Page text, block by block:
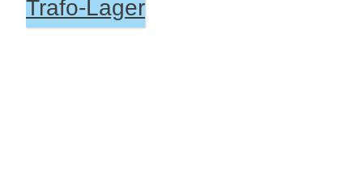
Trafo-Lager